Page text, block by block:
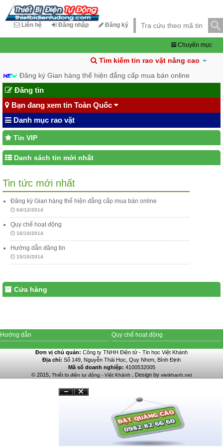
Liên hệ Đăng nhập Đăng ký
Chuyên mục
Tìm kiếm tin rao vặt nâng cao
Đăng ký Gian hàng thể hiện đẳng cấp mua bán online
Đăng tin
Bạn đang xem tin Toàn Quốc
Danh mục rao vặt
Tin VIP
Danh sách tin mới nhất
Tin tức mới nhất
Đăng ký Gian hàng thể hiện đẳng cấp mua bán online
04/12/2014
Quy chế hoạt động
16/10/2014
Hướng dẫn đăng tin
15/10/2014
Cửa hàng
Hướng dẫn Quy chế hoạt động
Đơn vị chủ quản: Công ty TNHH Điện tử - Tin học Việt Khánh
Địa chỉ: Số 149, Nguyễn Thái Học, Quy Nhơn, Bình Định
Mã số doanh nghiệp: 4100532005
© 2015, Thiết bị điện tự động - Việt Khánh . Design by vietkhanh.net